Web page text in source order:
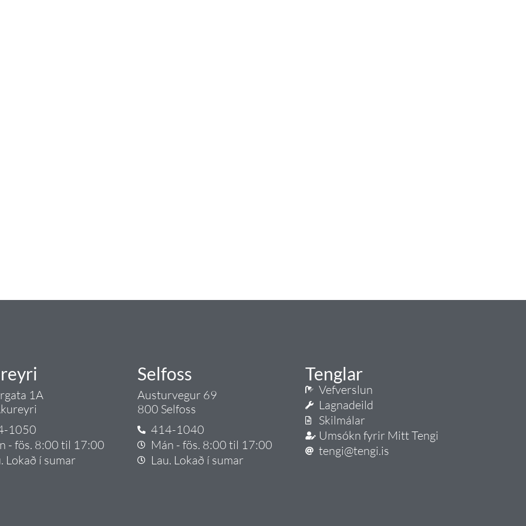
1A
1050
- fös. 8:00 til 17:00
Lokað í sumar
Selfoss
Austurvegur 69
800 Selfoss
414-1040
Mán - fös. 8:00 til 17:00
Lau. Lokað í sumar
Tenglar
Vefverslun
Lagnadeild
Skilmálar
Umsókn fyrir Mitt Tengi
tengi@tengi.is